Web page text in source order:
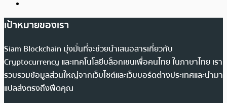
เป้าหมายของเรา
Siam Blockchain มุ่งมั่นที่จะช่วยนำเสนอสารเกี่ยวกับ
Cryptocurrency และเทคโนโลยีบล็อกเชนเพื่อคนไทย ในภาษาไทย เรา
รวบรวมข้อมูลส่วนใหญ่จากเว็บไซต์และเว็บบอร์ดต่างประเทศและนำมา
แปลส่งตรงถึงฟีดคุณ